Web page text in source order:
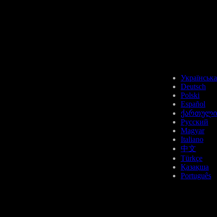
Українська
Deutsch
Polski
Español
ქართული
Русский
Magyar
Italiano
中文
Türkçe
Қазақша
Português